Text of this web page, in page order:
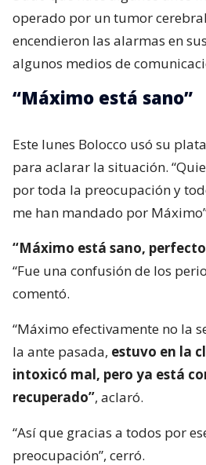
operado por un tumor
encendieron las alarmas en
algunos medios de
“Máximo está sano”
Este lunes Bolocco usó su
para aclarar la situación.
por toda la preocupación y
me han mandado por
“Máximo está sano,
“Fue una confusión de los
comentó.
“Máximo efectivamente no la
la ante pasada, estuvo en la
intoxicó mal, pero ya está
recuperado”, aclaró.
“Así que gracias a todos por
preocupación”, cerró.